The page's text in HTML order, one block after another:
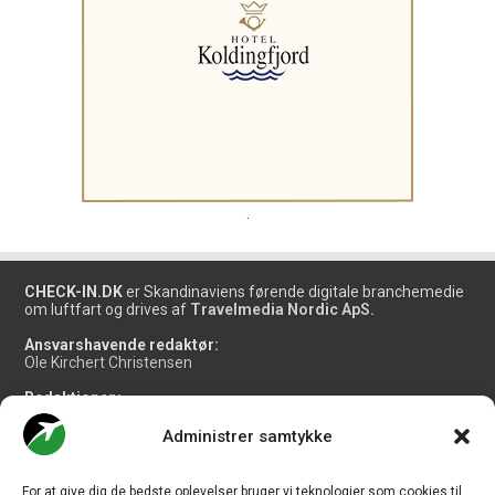
Administrer samtykke
For at give dig de bedste oplevelser bruger vi teknologier som cookies til
CHECK-IN.DK er Skandinaviens førende digitale branchemedie
om luftfart og drives af Travelmedia Nordic ApS.
Ansvarshavende redaktør:
Ole Kirchert Christensen
Redaktionen:
Christian Granhøj Skouboe
Henrik Baumgarten
Danny Longhi Andreasen